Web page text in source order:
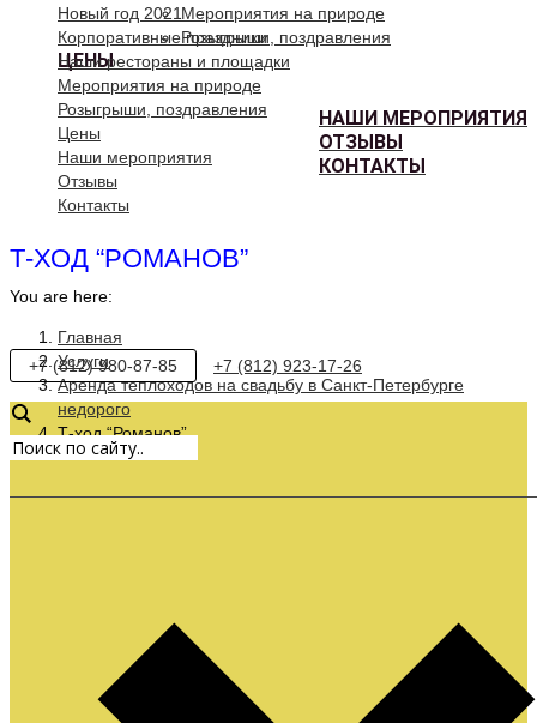
Мероприятия на природе
Розыгрыши, поздравления
ЦЕНЫ
НАШИ МЕРОПРИЯТИЯ
ОТЗЫВЫ
КОНТАКТЫ
Новый год 2021
Корпоративные праздники
Наши рестораны и площадки
Мероприятия на природе
Розыгрыши, поздравления
Цены
Наши мероприятия
Отзывы
Контакты
Т-ХОД “РОМАНОВ”
You are here:
Главная
Услуги
Аренда теплоходов на свадьбу в Санкт-Петербурге
недорого
Т-ход “Романов”
+7 (812) 980-87-85 +7 (812) 923-17-26